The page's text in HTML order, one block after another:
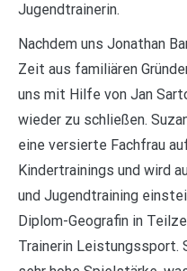
Jugendtrainerin.
Nachdem uns Jonathan
Zeit aus familiären
uns mit Hilfe von Jan
wieder zu schließen.
eine versierte Fachfrau
Kindertrainings und wird
und Jugendtraining
Diplom-Geografin in
Trainerin Leistungssport.